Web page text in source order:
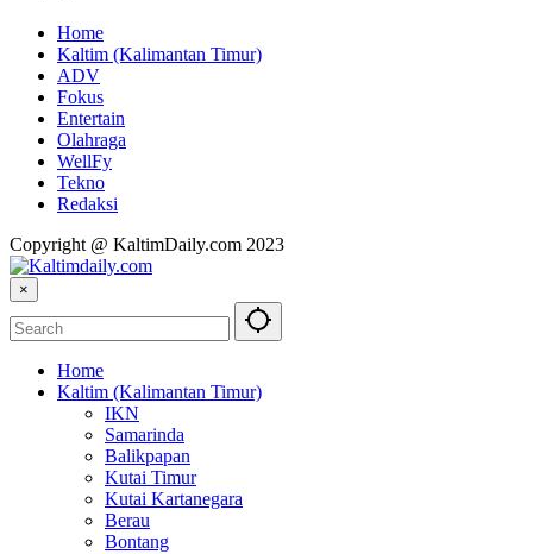
Home
Kaltim (Kalimantan Timur)
ADV
Fokus
Entertain
Olahraga
WellFy
Tekno
Redaksi
Copyright @ KaltimDaily.com 2023
×
Home
Kaltim (Kalimantan Timur)
IKN
Samarinda
Balikpapan
Kutai Timur
Kutai Kartanegara
Berau
Bontang